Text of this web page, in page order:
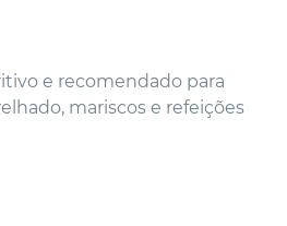
e recomendado para
mariscos e refeições